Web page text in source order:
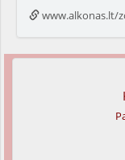
www.alkonas.lt/